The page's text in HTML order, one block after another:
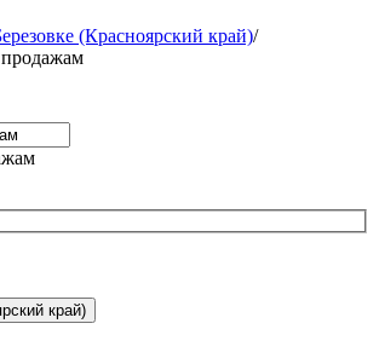
(Красноярский край)/
край)